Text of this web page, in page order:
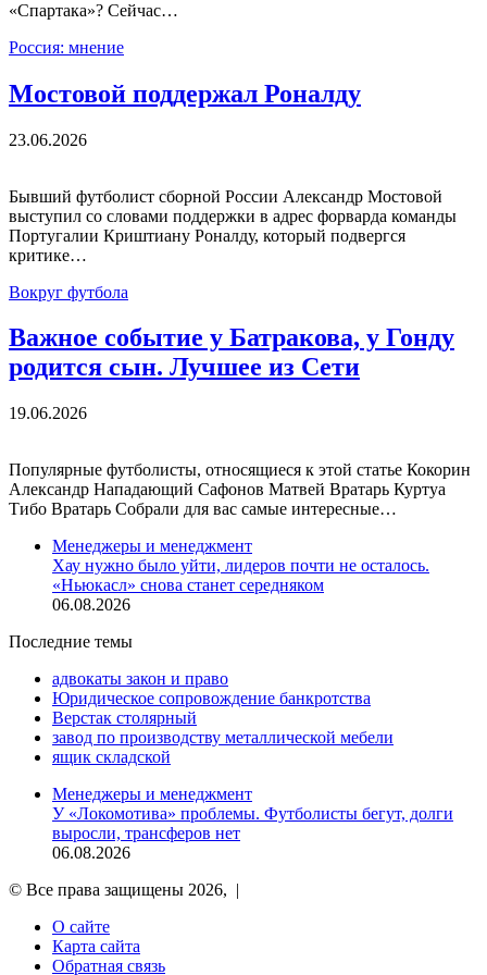
«Спартака»? Сейчас…
Россия: мнение
Мостовой поддержал Роналду
23.06.2026
Бывший футболист сборной России Александр Мостовой
выступил со словами поддержки в адрес форварда команды
Португалии Криштиану Роналду, который подвергся
критике…
Вокруг футбола
Важное событие у Батракова, у Гонду
родится сын. Лучшее из Сети
19.06.2026
Популярные футболисты, относящиеся к этой статье Кокорин
Александр Нападающий Сафонов Матвей Вратарь Куртуа
Тибо Вратарь Собрали для вас самые интересные…
Менеджеры и менеджмент
Хау нужно было уйти, лидеров почти не осталось.
«Ньюкасл» снова станет середняком
06.08.2026
Последние темы
адвокаты закон и право
Юридическое сопровождение банкротства
Верстак столярный
завод по производству металлической мебели
ящик складской
Менеджеры и менеджмент
У «Локомотива» проблемы. Футболисты бегут, долги
выросли, трансферов нет
06.08.2026
© Все права защищены 2026, |
О сайте
Карта сайта
Обратная связь